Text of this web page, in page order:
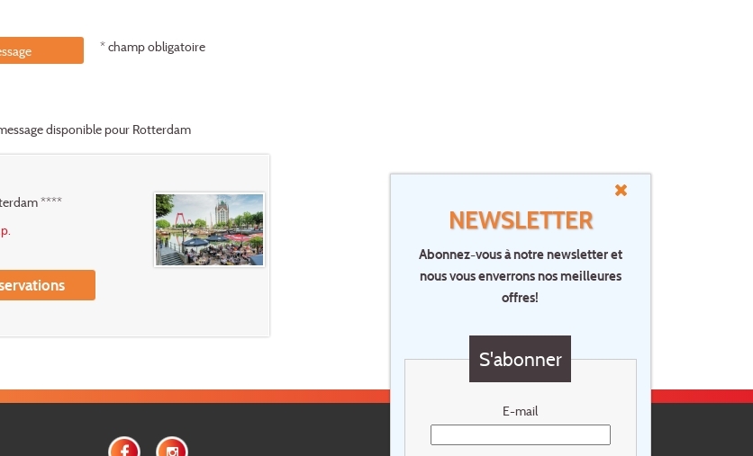
NEWSLETTER
Abonnez-vous à notre newsletter et
nous vous enverrons nos meilleures
offres!
S'abonner
E-mail
* champ obligatoire
disponible pour Rotterdam
****